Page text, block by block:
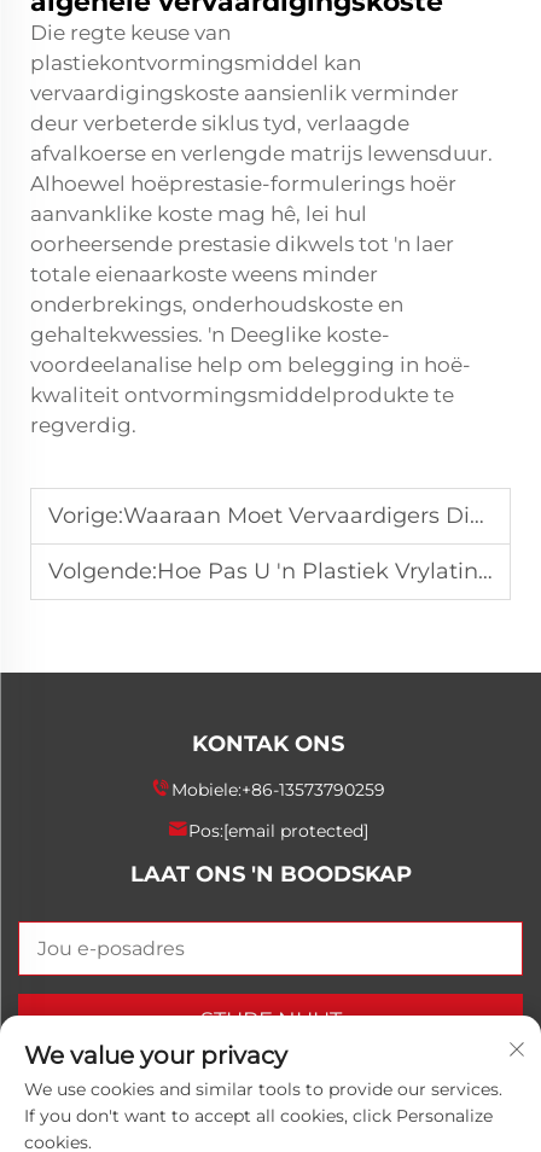
Die regte keuse van
plastiekontvormingsmiddel kan
vervaardigingskoste aansienlik verminder
deur verbeterde siklus tyd, verlaagde
afvalkoerse en verlengde matrijs lewensduur.
Alhoewel hoëprestasie-formulerings hoër
aanvanklike koste mag hê, lei hul
oorheersende prestasie dikwels tot 'n laer
totale eienaarkoste weens minder
onderbrekings, onderhoudskoste en
gehaltekwessies. 'n Deeglike koste-
voordeelanalise help om belegging in hoë-
kwaliteit ontvormingsmiddelprodukte te
regverdig.
Vorige:Waaraan Moet Vervaardigers Dink Wanneer Hulle 'n Plastiek Vrygelaar Kies?
Volgende:Hoe Pas U 'n Plastiek Vrylatingmiddel Toe Vir Beste Mall Prestasie?
KONTAK ONS
Mobiele:+86-13573790259
Pos:[email protected]
LAAT ONS 'N BOODSKAP
STURF NUUT
Kopiereg © 2026 China Shandong Luwanhong
We value your privacy
We use cookies and similar tools to provide our services.
If you don't want to accept all cookies, click Personalize
cookies.